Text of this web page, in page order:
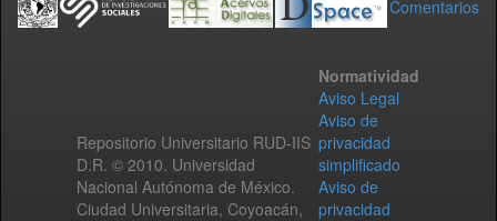
Comentarios
Repositorio Universitario RUD-IIS
D.R. © 2010. Universidad
Nacional Autónoma de México.
Ciudad Universitaria, Coyoacán,
Normatividad
Aviso Legal
Aviso de
privacidad
simplificado
Aviso de
privacidad